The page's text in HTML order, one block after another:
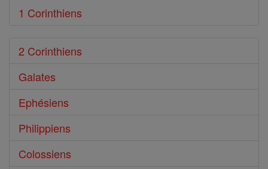
1 Corinthiens
2 Corinthiens
Galates
Ephésiens
Philippiens
Colossiens